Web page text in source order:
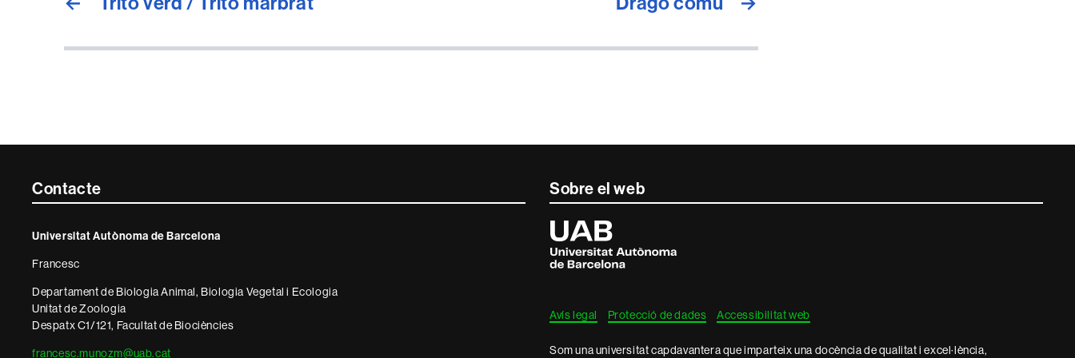
Contacte
informació
legal
Contacte
Universitat Autònoma de Barcelona
Francesc
Departament de Biologia Animal, Biologia Vegetal i Ecologia
Unitat de Zoologia
Despatx C1/121, Facultat de Biociències
francesc.munozm@uab.cat
Sobre el web
Universitat
Autònoma
de
Barcelona
Avís legal Protecció de dades Accessibilitat web
Som una universitat capdavantera que imparteix una docència de qualitat i excel·lència,